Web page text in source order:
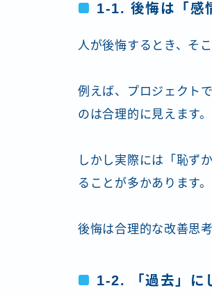
1-1. 後悔は「感
人が後悔するとき、そ
例えば、プロジェクト
のは合理的に見えます。
しかし実際には「恥ず
ることが多かあります。
後悔は合理的な改善思
1-2. 「過去」に